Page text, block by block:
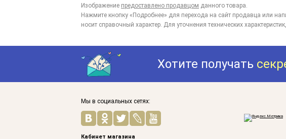
Изображение предоставлено продавцом данного товара.
Нажмите кнопку «Подробнее» для перехода на сайт продавца или
носит справочный характер. Для уточнения технических
Хотите получать
Мы в социальных сетях:
Кабинет магазина